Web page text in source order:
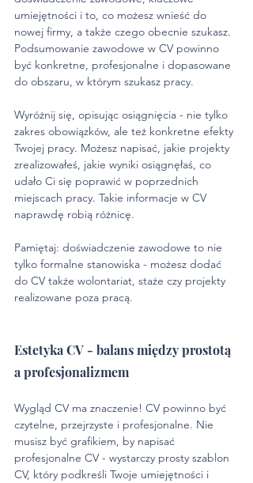
umiejętności i to, co możesz wnieść do
nowej firmy, a także czego obecnie szukasz.
Podsumowanie zawodowe w CV powinno
być konkretne, profesjonalne i dopasowane
do obszaru, w którym szukasz pracy.
Wyróżnij się, opisując osiągnięcia - nie tylko
zakres obowiązków, ale też konkretne efekty
Twojej pracy. Możesz napisać, jakie projekty
zrealizowałeś, jakie wyniki osiągnęłaś, co
udało Ci się poprawić w poprzednich
miejscach pracy. Takie informacje w CV
naprawdę robią różnicę.
Pamiętaj: doświadczenie zawodowe to nie
tylko formalne stanowiska - możesz dodać
do CV także wolontariat, staże czy projekty
realizowane poza pracą.
Estetyka CV - balans między prostotą
a profesjonalizmem
Wygląd CV ma znaczenie! CV powinno być
czytelne, przejrzyste i profesjonalne. Nie
musisz być grafikiem, by napisać
profesjonalne CV - wystarczy prosty szablon
CV, który podkreśli Twoje umiejętności i